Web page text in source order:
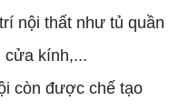
nội thất như tủ quần
cửa kính,...
còn được chế tạo